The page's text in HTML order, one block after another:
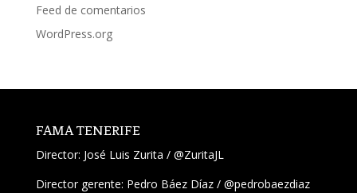
Feed de comentarios
WordPress.org
FAMA TENERIFE
Director: José Luis Zurita / @ZuritaJL
Director gerente: Pedro Báez Díaz / @pedrobaezdiaz